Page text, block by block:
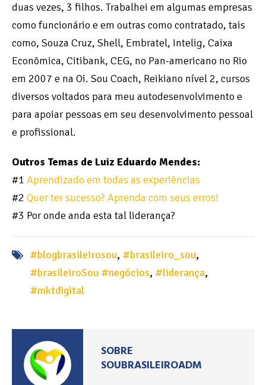
duas vezes, 3 filhos. Trabalhei em algumas empresas
como funcionário e em outras como contratado, tais
como, Souza Cruz, Shell, Embratel, Intelig, Caixa
Econômica, Citibank, CEG, no Pan-americano no Rio
em 2007 e na Oi. Sou Coach, Reikiano nível 2, cursos
diversos voltados para meu autodesenvolvimento e
para apoiar pessoas em seu desenvolvimento pessoal
e profissional.
Outros Temas de Luiz Eduardo Mendes:
#1 Aprendizado em todas as experiências
#2 Quer ter sucesso? Aprenda com seus erros!
#3 Por onde anda esta tal liderança?
#blogbrasileirosou, #brasileiro_sou,
#brasileiroSou #negócios, #liderança,
#mktdigital
SOBRE
SOUBRASILEIROADM